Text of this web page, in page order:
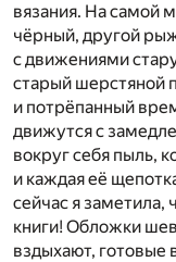
вязания. На самой
чёрный, другой
с движениями
старый шерстяной
и потрёпанный
движутся с
вокруг себя пыль,
и каждая её
сейчас я заметила,
книги! Обложки
вздыхают, готовые